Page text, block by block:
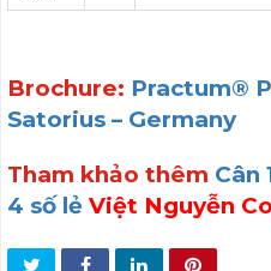
Brochure: Practum®
Satorius – Germany
Tham khảo thêm Cân
4 số lẻ Việt Nguyễn